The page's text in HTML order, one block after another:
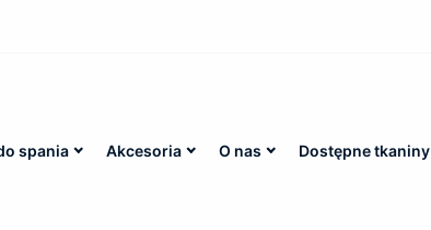
spania Akcesoria O nas Dostępne tkaniny